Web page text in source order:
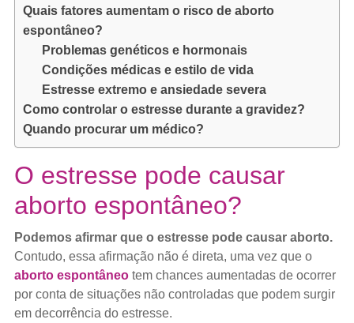
Quais fatores aumentam o risco de aborto
espontâneo?
Problemas genéticos e hormonais
Condições médicas e estilo de vida
Estresse extremo e ansiedade severa
Como controlar o estresse durante a gravidez?
Quando procurar um médico?
O estresse pode causar
aborto espontâneo?
Podemos afirmar que o estresse pode causar aborto.
Contudo, essa afirmação não é direta, uma vez que o
aborto espontâneotem chances aumentadas de ocorrer
por conta de situações não controladas que podem surgir
em decorrência do estresse.